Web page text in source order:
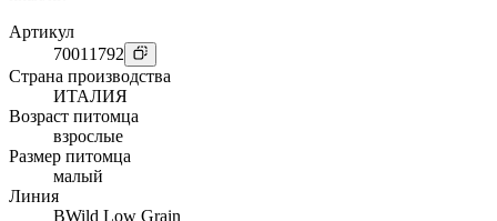
Артикул
70011792
Страна производства
ИТАЛИЯ
Возраст питомца
взрослые
Размер питомца
малый
Линия
BWild Low Grain